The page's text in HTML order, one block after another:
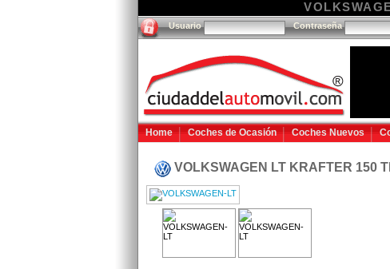
Usuario Contraseña
Home Coches de Ocasión Coches Nuevos
VOLKSWAGEN LT KRAFTER 150